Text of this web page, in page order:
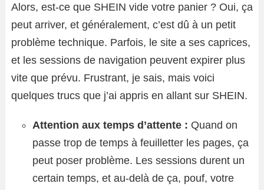
Alors, est-ce que SHEIN vide votre panier ? Oui, ça
peut arriver, et généralement, c’est dû à un petit
problème technique. Parfois, le site a ses caprices,
et les sessions de navigation peuvent expirer plus
vite que prévu. Frustrant, je sais, mais voici
quelques trucs que j’ai appris en allant sur SHEIN.
Attention aux temps d’attente : Quand on
passe trop de temps à feuilletter les pages, ça
peut poser problème. Les sessions durent un
certain temps, et au-delà de ça, pouf, votre